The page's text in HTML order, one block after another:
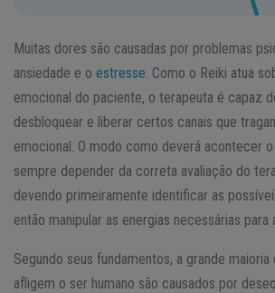
Muitas dores são causadas por problemas
ansiedade e o estresse . Como o Reiki atua
emocional do paciente, o terapeuta é capaz
desbloquear e liberar certos canais que
emocional. O modo como deverá acontecer
sempre depender da correta avaliação do
devendo primeiramente identificar as
então manipular as energias necessárias para
Segundo seus fundamentos, a grande
afligem o ser humano são causados por